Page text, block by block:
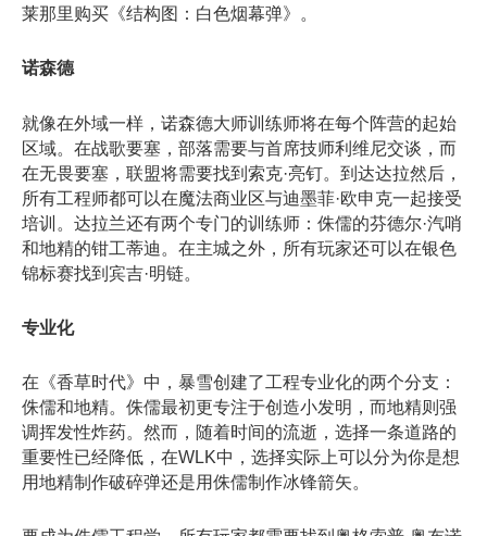
莱那里购买《结构图：白色烟幕弹》。
诺森德
就像在外域一样，诺森德大师训练师将在每个阵营的起始
区域。在战歌要塞，部落需要与首席技师利维尼交谈，而
在无畏要塞，联盟将需要找到索克·亮钉。到达达拉然后，
所有工程师都可以在魔法商业区与迪墨菲·欧申克一起接受
培训。达拉兰还有两个专门的训练师：侏儒的芬德尔·汽哨
和地精的钳工蒂迪。在主城之外，所有玩家还可以在银色
锦标赛找到宾吉·明链。
专业化
在《香草时代》中，暴雪创建了工程专业化的两个分支：
侏儒和地精。侏儒最初更专注于创造小发明，而地精则强
调挥发性炸药。然而，随着时间的流逝，选择一条道路的
重要性已经降低，在WLK中，选择实际上可以分为你是想
用地精制作破碎弹还是用侏儒制作冰锋箭矢。